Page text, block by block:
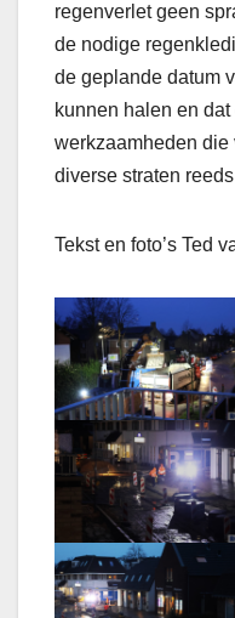
regenverlet geen
de nodige
de geplande datum
kunnen halen en
werkzaamheden die
diverse straten
Tekst en foto’s Ted